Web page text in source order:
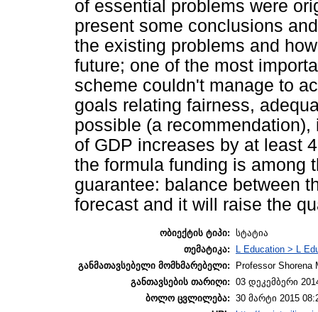
of essential problems were
present some conclusions
the existing problems and
future; one of the most
scheme couldn't manage to
goals relating fairness,
possible (a
of GDP increases by at least
the formula funding is among
guarantee: balance between
forecast and it will raise the
ობიექტის ტიპი: სტატია
თემატიკა:
L Education > L
განმათავსებელი მომხმარებელი:
Professor Shorena
განთავსების თარიღი: 03 დეკემბერი
ბოლო ცვლილება: 30 მარტი 2015